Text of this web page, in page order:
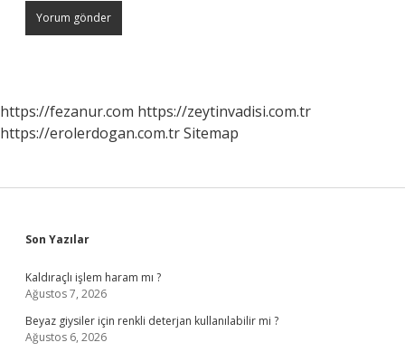
https://fezanur.com https://zeytinvadisi.com.tr
https://erolerdogan.com.trSitemap
Sidebar
Son Yazılar
Kaldıraçlı işlem haram mı ?
Ağustos 7, 2026
Beyaz giysiler için renkli deterjan kullanılabilir mi ?
Ağustos 6, 2026